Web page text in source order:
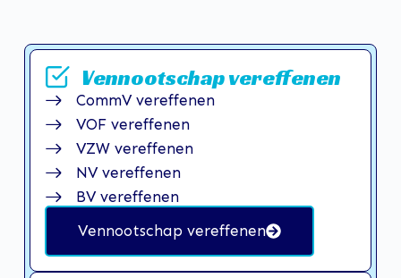
Vennootschap vereffenen
CommV vereffenen
VOF vereffenen
VZW vereffenen
NV vereffenen
BV vereffenen
Vennootschap vereffenen